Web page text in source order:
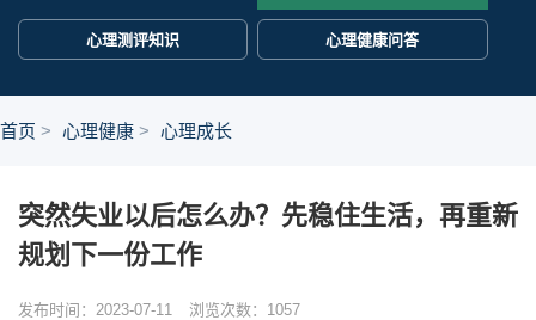
心理测评知识 心理健康问答
首页 心理健康 心理成长
突然失业以后怎么办？先稳住生活，再重新
规划下一份工作
发布时间：2023-07-11 浏览次数： 1057